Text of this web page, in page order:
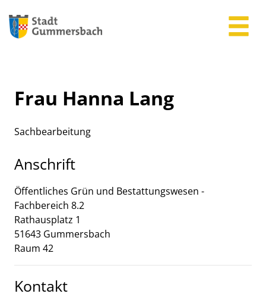
Frau Hanna Lang
Sachbearbeitung
Anschrift
Öffentliches Grün und Bestattungswesen -
Fachbereich 8.2
Rathausplatz 1
51643 Gummersbach
Raum 42
Kontakt